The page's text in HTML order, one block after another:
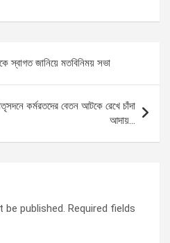
স্বাগত জানিয়ে মতবিনিময় সভা
কর্মরতদের বেতন আটকে রেখে চাঁদা
আদায়…
be published. Required fields